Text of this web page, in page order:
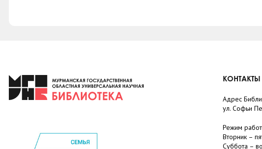
КОНТАКТЫ
Адрес
ул. Софьи
Режим
Вторник –
Суббота – в